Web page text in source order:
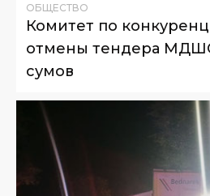
ОБЩЕСТВО
Комитет по
отмены тендера
сумов